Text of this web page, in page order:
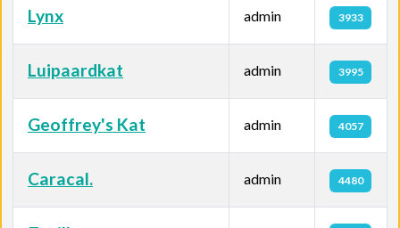
Lynx admin 3933
Luipaardkat admin 3995
Geoffrey's Kat admin 4057
Caracal. admin 4480